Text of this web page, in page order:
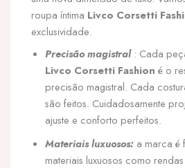
roupa íntima Livco Corsetti
exclusividade.
Precisão magistral: Cada
Livco Corsetti Fashion é o
precisão magistral. Cada
são feitos. Cuidadosamente
ajuste e conforto perfeitos.
Materiais luxuosos: a marca é
materiais luxuosos como